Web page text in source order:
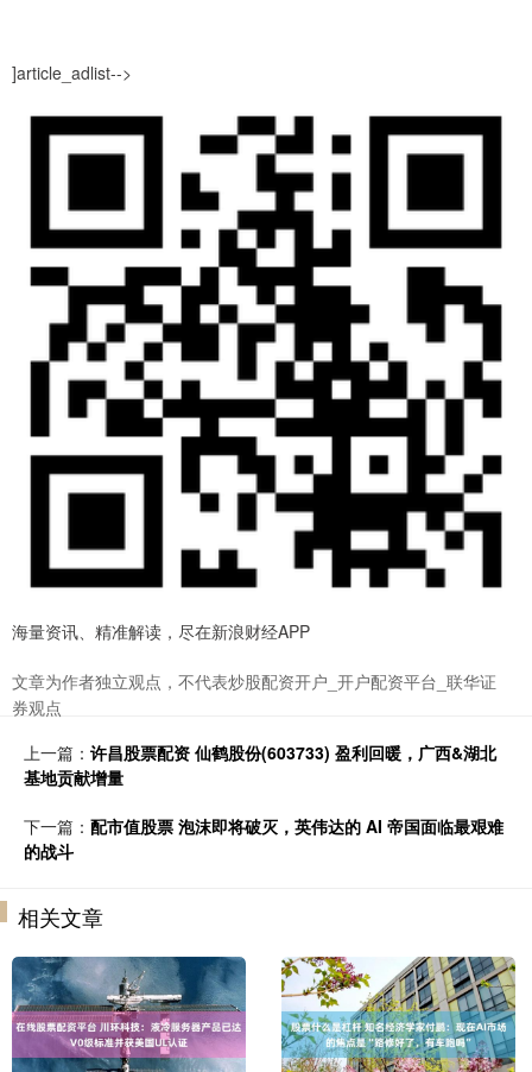
]article_adlist-->
海量资讯、精准解读，尽在新浪财经APP
文章为作者独立观点，不代表炒股配资开户_开户配资平台_联华证
券观点
上一篇： 许昌股票配资 仙鹤股份(603733) 盈利回暖，广西&湖北
基地贡献增量
下一篇： 配市值股票 泡沫即将破灭，英伟达的 AI 帝国面临最艰难
的战斗
相关文章